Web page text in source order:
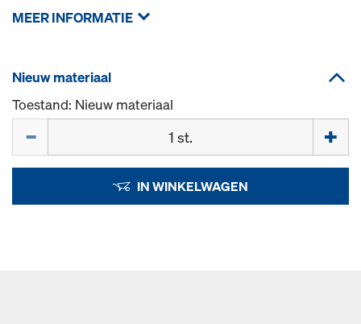
MEER INFORMATIE
Nieuw materiaal
Toestand: Nieuw materiaal
IN WINKELWAGEN